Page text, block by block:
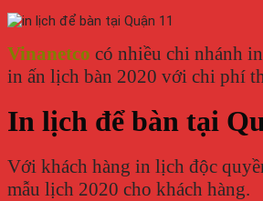
Vinanetco có nhiều chi nhánh
in ấn lịch bàn 2020 với chi phí
In lịch để bàn tại
Với khách hàng in lịch độc
mẫu lịch 2020 cho khách hàng.